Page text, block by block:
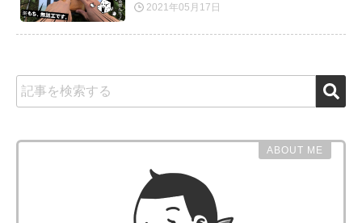
2021年05月17日
ABOUT ME